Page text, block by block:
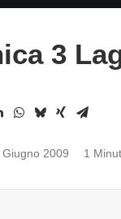
3
Giugno 2009 1